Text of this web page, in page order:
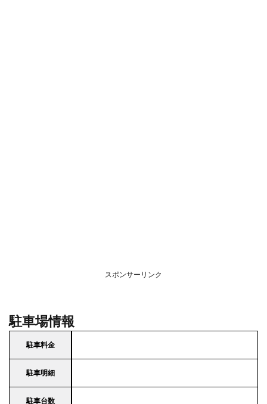
スポンサーリンク
駐車場情報
駐車料金
駐車明細
駐車台数